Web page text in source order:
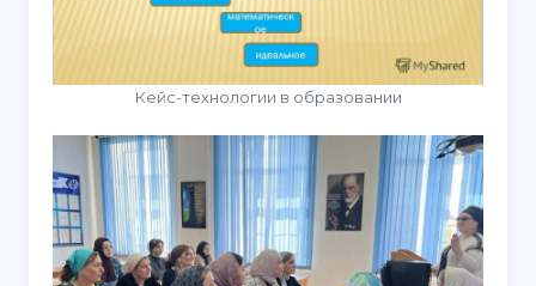
Кейс-технологии в образовании